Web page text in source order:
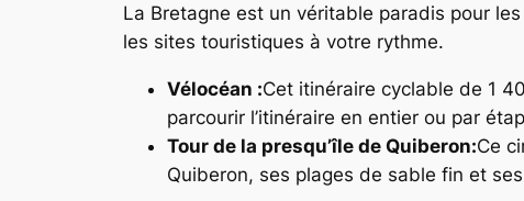
La Bretagne est un véritable paradis pour
les sites touristiques à votre rythme.
Vélocéan :Cet itinéraire cyclable de 1
parcourir l’itinéraire en entier ou par
Tour de la presqu’île de Quiberon:Ce
Quiberon, ses plages de sable fin et